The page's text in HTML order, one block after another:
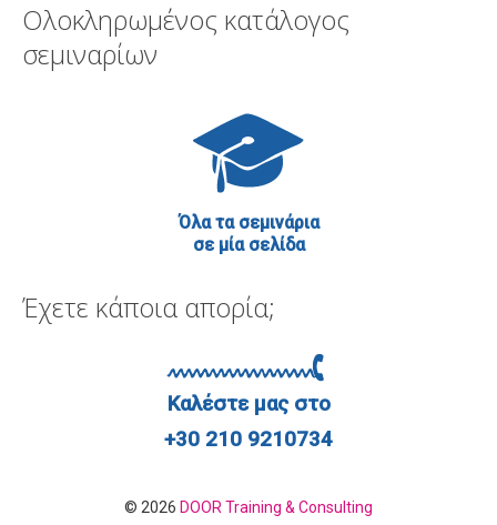
Ολοκληρωμένος κατάλογος
σεμιναρίων
Όλα τα σεμινάρια
σε μία σελίδα
Έχετε κάποια απορία;
Καλέστε μας στο
+30 210 9210734
© 2026 DOOR Training & Consulting